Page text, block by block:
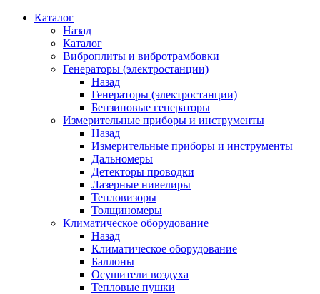
Каталог
Назад
Каталог
Виброплиты и вибротрамбовки
Генераторы (электростанции)
Назад
Генераторы (электростанции)
Бензиновые генераторы
Измерительные приборы и инструменты
Назад
Измерительные приборы и инструменты
Дальномеры
Детекторы проводки
Лазерные нивелиры
Тепловизоры
Толщиномеры
Климатическое оборудование
Назад
Климатическое оборудование
Баллоны
Осушители воздуха
Тепловые пушки